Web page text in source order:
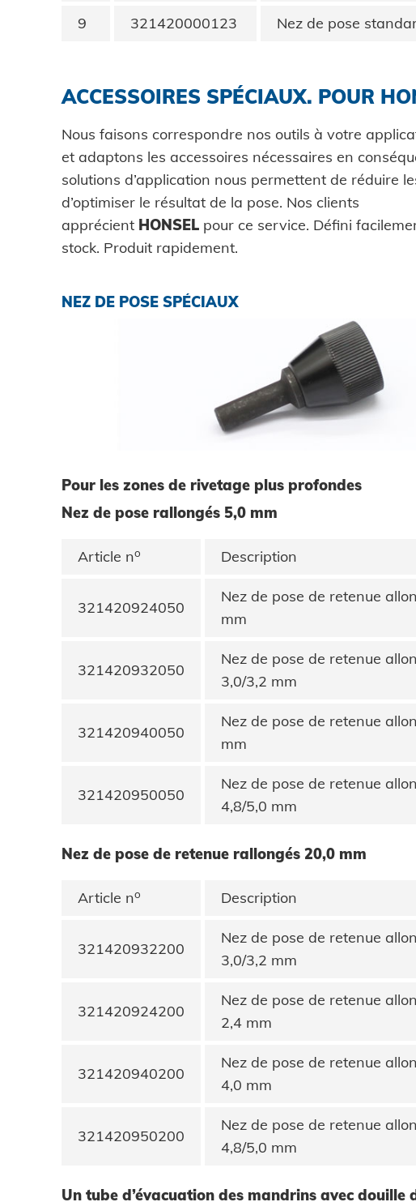
9 321420000123 Nez de pose
ACCESSOIRES SPÉCIAUX. POUR
Nous faisons correspondre nos outils à votre
et adaptons les accessoires nécessaires en
solutions d’application nous permettent de réduire
d’optimiser le résultat de la pose. Nos clients
apprécient HONSEL pour ce service. Défini
stock. Produit rapidement.
NEZ DE POSE SPÉCIAUX
Pour les zones de rivetage plus profondes
Nez de pose rallongés 5,0 mm
Article no Description
321420924050
Nez de pose de retenue
mm
321420932050
Nez de pose de retenue
3,0/3,2 mm
321420940050
Nez de pose de retenue
mm
321420950050
Nez de pose de retenue
4,8/5,0 mm
Nez de pose de retenue rallongés 20,0 mm
Article no Description
321420932200
Nez de pose de retenue
3,0/3,2 mm
321420924200
Nez de pose de retenue
2,4 mm
321420940200
Nez de pose de retenue
4,0 mm
321420950200
Nez de pose de retenue
4,8/5,0 mm
Un tube d’évacuation des mandrins avec douille